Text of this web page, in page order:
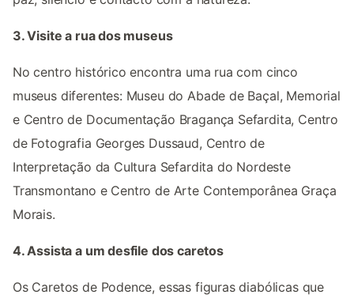
3. Visite a rua dos museus
No centro histórico encontra uma rua com cinco
museus diferentes: Museu do Abade de Baçal, Memorial
e Centro de Documentação Bragança Sefardita, Centro
de Fotografia Georges Dussaud, Centro de
Interpretação da Cultura Sefardita do Nordeste
Transmontano e Centro de Arte Contemporânea Graça
Morais.
4. Assista a um desfile dos caretos
Os Caretos de Podence, essas figuras diabólicas que